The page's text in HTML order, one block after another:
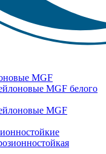
MGF
MGF белого
MGF